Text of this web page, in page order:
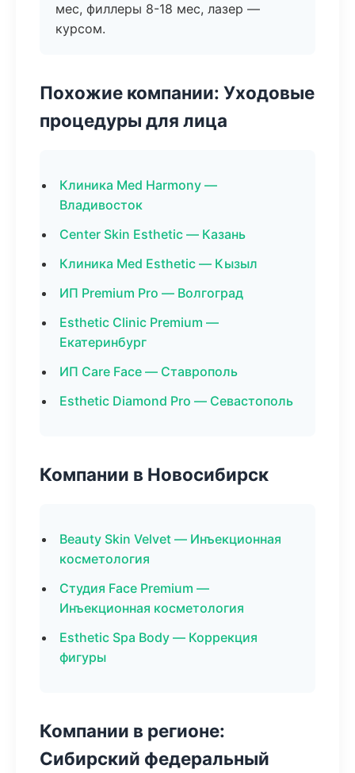
мес, филлеры 8-18 мес, лазер —
курсом.
Похожие компании: Уходовые
процедуры для лица
Клиника Med Harmony —
Владивосток
Center Skin Esthetic — Казань
Клиника Med Esthetic — Кызыл
ИП Premium Pro — Волгоград
Esthetic Clinic Premium —
Екатеринбург
ИП Care Face — Ставрополь
Esthetic Diamond Pro — Севастополь
Компании в Новосибирск
Beauty Skin Velvet — Инъекционная
косметология
Студия Face Premium —
Инъекционная косметология
Esthetic Spa Body — Коррекция
фигуры
Компании в регионе:
Сибирский федеральный